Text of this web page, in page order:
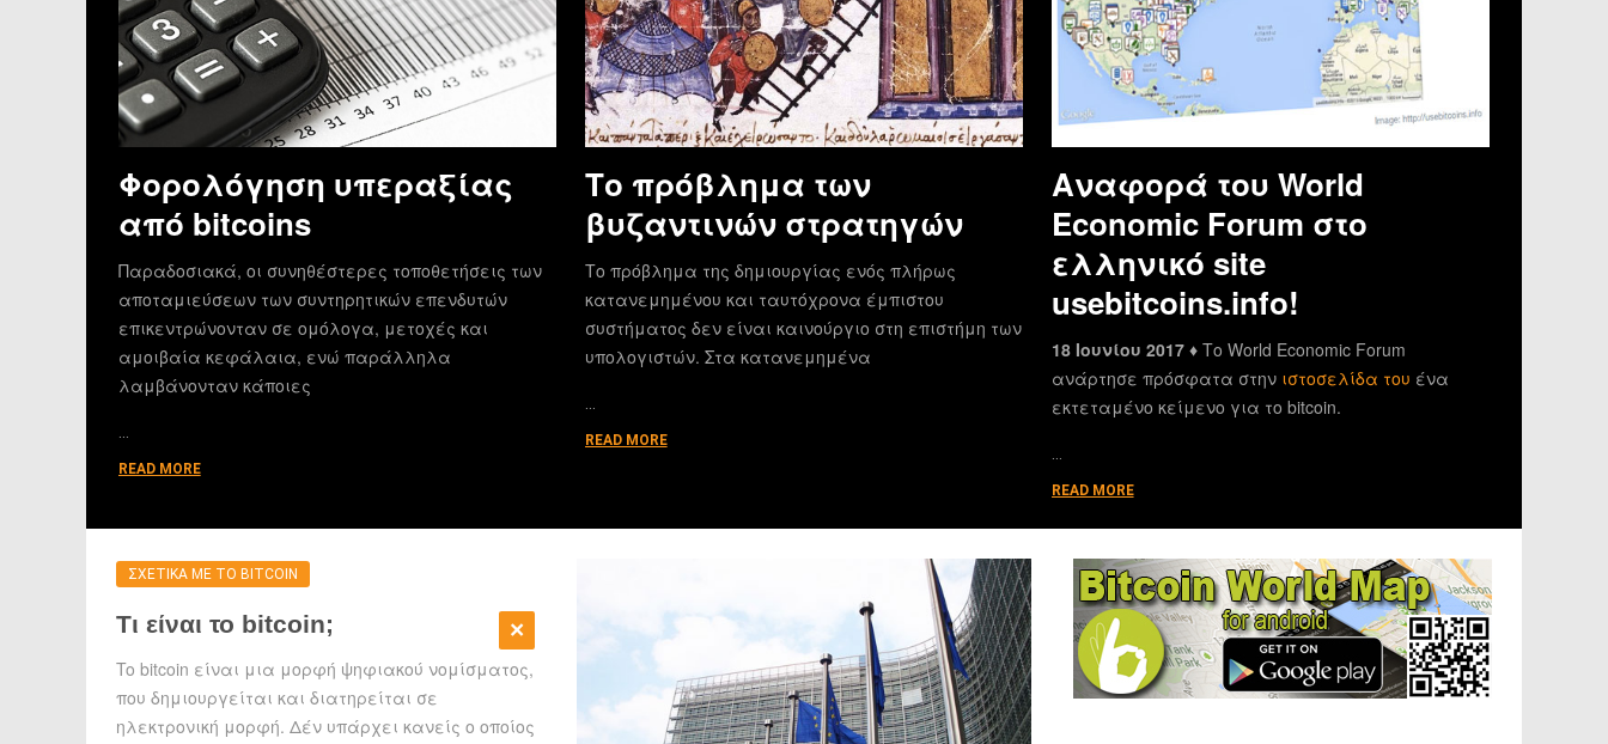
Φορολόγηση υπεραξίας
από bitcoins
Παραδοσιακά, οι συνηθέστερες τοποθετήσεις των
αποταμιεύσεων των συντηρητικών επενδυτών
επικεντρώνονταν σε ομόλογα, μετοχές και
αμοιβαία κεφάλαια, ενώ παράλληλα
λαμβάνονταν κάποιες
READ MORE
Το πρόβλημα των
βυζαντινών στρατηγών
Το πρόβλημα της δημιουργίας ενός πλήρως
κατανεμημένου και ταυτόχρονα έμπιστου
συστήματος δεν είναι καινούργιο στη επιστήμη των
υπολογιστών. Στα κατανεμημένα
READ MORE
Αναφορά του World
Economic Forum στο
ελληνικό site
usebitcoins.info!
18 Ιουνίου 2017 ♦ Το World Economic Forum
ανάρτησε πρόσφατα στην ιστοσελίδα του ένα
εκτεταμένο κείμενο για το bitcoin.
READ MORE
ΣΧΕΤΙΚΑ ΜΕ ΤΟ BITCOIN
Τι είναι το bitcoin;
To bitcoin είναι μια μορφή ψηφιακού νομίσματος,
που δημιουργείται και διατηρείται σε
ηλεκτρονική μορφή. Δέν υπάρχει κανείς ο οποίος